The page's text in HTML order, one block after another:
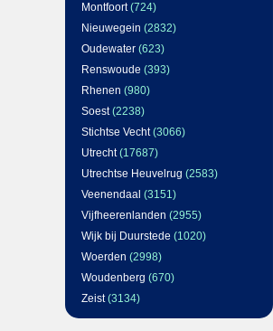
Montfoort(724)
Nieuwegein (2832)
Oudewater (623)
Renswoude (393)
Rhenen (980)
Soest(2238)
Stichtse Vecht(3066)
Utrecht(17687)
Utrechtse Heuvelrug (2583)
Veenendaal (3151)
Vijfheerenlanden (2955)
Wijk bij Duurstede (1020)
Woerden (2998)
Woudenberg (670)
Zeist(3134)